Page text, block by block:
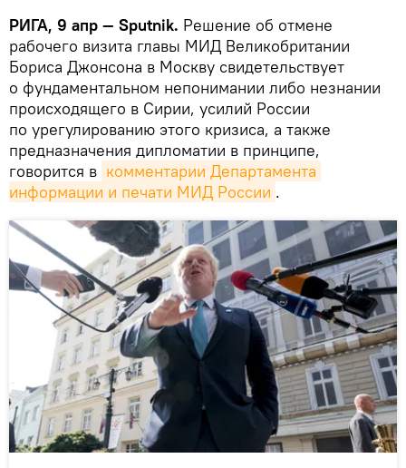
РИГА, 9 апр — Sputnik. Решение об отмене
рабочего визита главы МИД Великобритании
Бориса Джонсона в Москву свидетельствует
о фундаментальном непонимании либо незнании
происходящего в Сирии, усилий России
по урегулированию этого кризиса, а также
предназначения дипломатии в принципе,
говорится в комментарии Департамента
информации и печати МИД России .